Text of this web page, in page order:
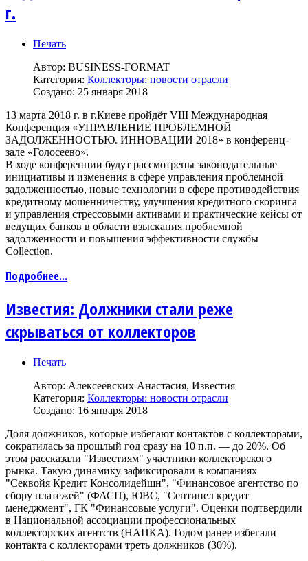
г.
Печать
Автор: BUSINESS-FORMAT
Категория: Коллекторы: новости отрасли
Создано: 25 января 2018
13 марта 2018 г. в г.Киеве пройдёт VIII Международная
Конференция «УПРАВЛЕНИЕ ПРОБЛЕМНОЙ
ЗАДОЛЖЕННОСТЬЮ. ИННОВАЦИИ 2018» в конференц-
зале «Голосеево».
В ходе конференции будут рассмотрены законодательные
инициативы и изменения в сфере управления проблемной
задолженностью, новые технологии в сфере противодействия
кредитному мошенничеству, улучшения кредитного скоринга
и управления стрессовыми активами и практические кейсы от
ведущих банков в области взыскания проблемной
задолженности и повышения эффективности службы
Collection.
Подробнее...
Известия: Должники стали реже
скрываться от коллекторов
Печать
Автор: Алексеевских Анастасия, Известия
Категория: Коллекторы: новости отрасли
Создано: 16 января 2018
Доля должников, которые избегают контактов с коллекторами,
сократилась за прошлый год сразу на 10 п.п. — до 20%. Об
этом рассказали "Известиям" участники коллекторского
рынка. Такую динамику зафиксировали в компаниях
"Секвойя Кредит Консолидейшн", "Финансовое агентство по
сбору платежей" (ФАСП), ЮВС, "Сентинел кредит
менеджмент", ГК "Финансовые услуги". Оценки подтвердили
в Национальной ассоциации профессиональных
коллекторских агентств (НАПКА). Годом ранее избегали
контакта с коллекторами треть должников (30%).